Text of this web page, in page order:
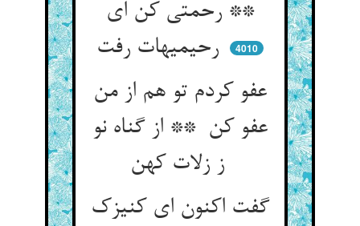
** رحمتی کن ای
4010
عفو کردم تو هم از من
عفو کن ** از گناه نو
ز زلات کهن
گفت اکنون ای کنیزک